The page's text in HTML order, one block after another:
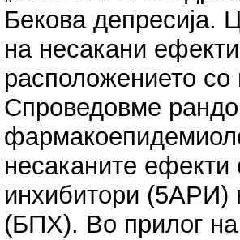
Бекова депресија.
на несакани
расположението
Спроведовме
несаканите
инхибитори (5АРИ)
(БПХ). Во прилог на